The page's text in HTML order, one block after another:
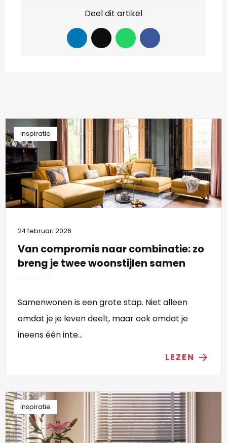
Deel dit artikel
Inspiratie
24 februari 2026
Van compromis naar combinatie: zo
breng je twee woonstijlen samen
Samenwonen is een grote stap. Niet alleen
omdat je je leven deelt, maar ook omdat je
ineens één inte...
LEZEN arrow_forward
Inspiratie